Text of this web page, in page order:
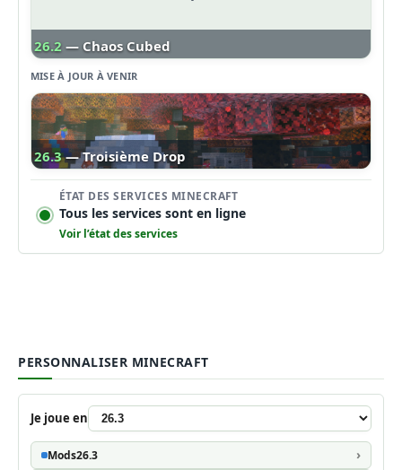
26.2 — Chaos Cubed
MISE À JOUR À VENIR
26.3 — Troisième Drop
ÉTAT DES SERVICES MINECRAFT
Tous les services sont en ligne
Voir l’état des services
PERSONNALISER MINECRAFT
Je joue en
Mods26.3